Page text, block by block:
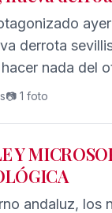
derrota
nada del
para
📷 1 foto
Y
andaluz, los